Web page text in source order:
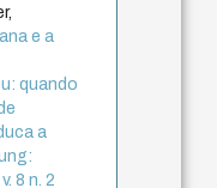
e a
quando
a
8 n. 2